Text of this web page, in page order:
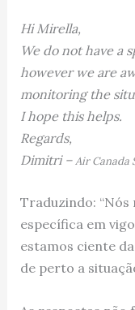
Hi Mirella,
We do not have a
however we are
monitoring the
I hope this helps.
Regards,
Dimitri –Air Canada
Traduzindo:
específica em
estamos ciente
de perto a